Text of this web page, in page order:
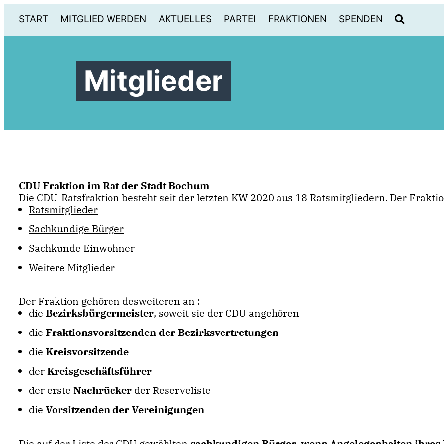
START MITGLIED WERDEN AKTUELLES PARTEI FRAKTIONEN SPENDEN
Mitglieder
CDU Fraktion im Rat der Stadt Bochum
Die CDU-Ratsfraktion besteht seit der letzten KW 2020 aus 18 Ratsmitgliedern. Der
Ratsmitglieder
Sachkundige Bürger
Sachkunde Einwohner
Weitere Mitglieder
Der Fraktion gehören desweiteren an :
die Bezirksbürgermeister, soweit sie der CDU angehören
die Fraktionsvorsitzenden der Bezirksvertretungen
die Kreisvorsitzende
derKreisgeschäftsführer
der erste Nachrücker der Reserveliste
die Vorsitzenden der Vereinigungen